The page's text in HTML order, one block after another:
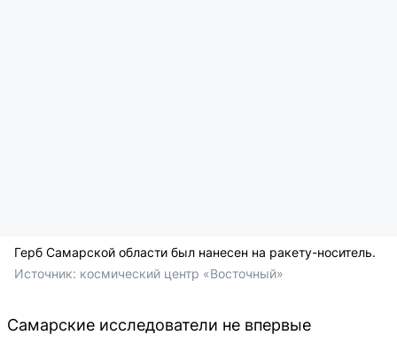
Герб Самарской области был нанесен на ракету-носитель.
Источник: космический центр «Восточный»
Самарские исследователи не впервые